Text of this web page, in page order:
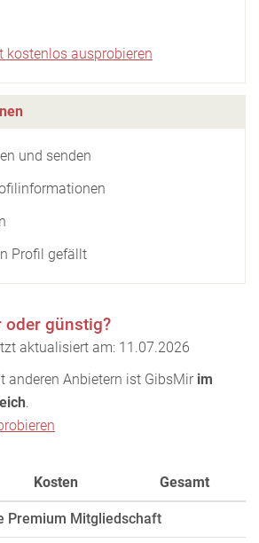
kostenlos ausprobieren
und senden
Profil gefällt
oder günstig?
aktualisiert am: 11.07.2026
anderen Anbietern ist GibsMir im
.
Kosten Gesamt
Premium Mitgliedschaft